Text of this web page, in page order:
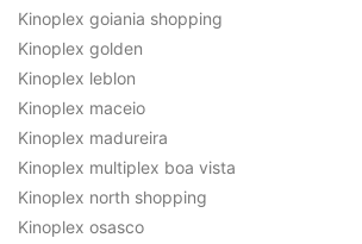
Kinoplex goiania shopping
Kinoplex golden
Kinoplex leblon
Kinoplex maceio
Kinoplex madureira
Kinoplex multiplex boa vista
Kinoplex north shopping
Kinoplex osasco